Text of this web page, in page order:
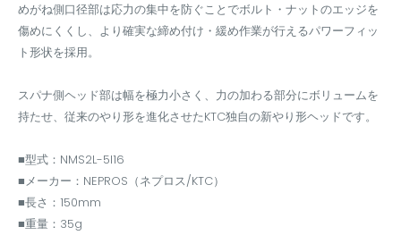
めがね側口径部は応力の集中を防ぐことでボルト・ナットのエッジを
傷めにくくし、より確実な締め付け・緩め作業が行えるパワーフィッ
ト形状を採用。
スパナ側ヘッド部は幅を極力小さく、力の加わる部分にボリュームを
持たせ、従来のやり形を進化させたKTC独自の新やり形ヘッドです。
■型式：NMS2L-5l16
■メーカー：NEPROS（ネプロス/KTC）
■長さ：150mm
■重量：35g